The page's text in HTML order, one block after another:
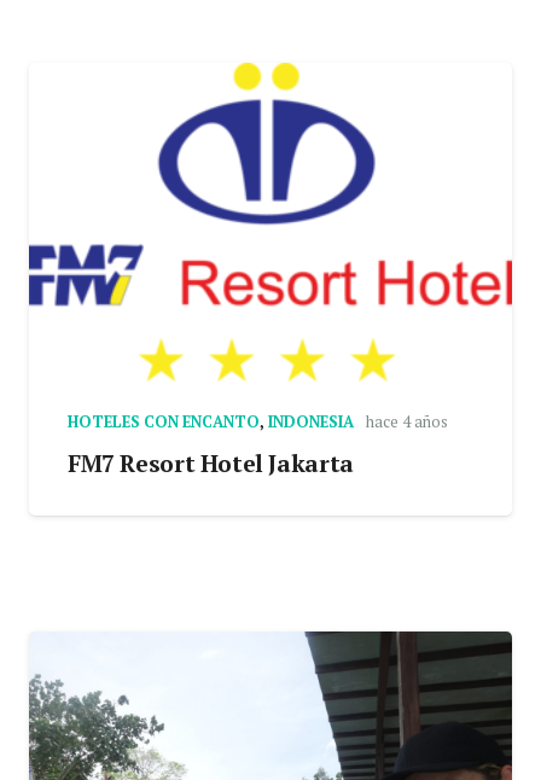
HOTELES CON ENCANTO, INDONESIA hace 4 años
FM7 Resort Hotel Jakarta